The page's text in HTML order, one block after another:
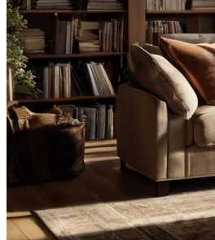
Видео